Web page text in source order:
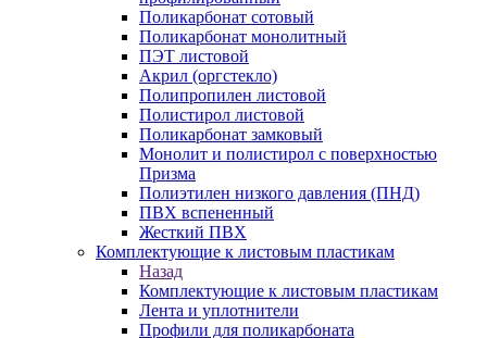
Поликарбонат сотовый
Поликарбонат монолитный
ПЭТ листовой
Акрил (оргстекло)
Полипропилен листовой
Полистирол листовой
Поликарбонат замковый
Монолит и полистирол с поверхностью
Призма
Полиэтилен низкого давления (ПНД)
ПВХ вспененный
Жесткий ПВХ
Комплектующие к листовым пластикам
Назад
Комплектующие к листовым пластикам
Лента и уплотнители
Профили для поликарбоната